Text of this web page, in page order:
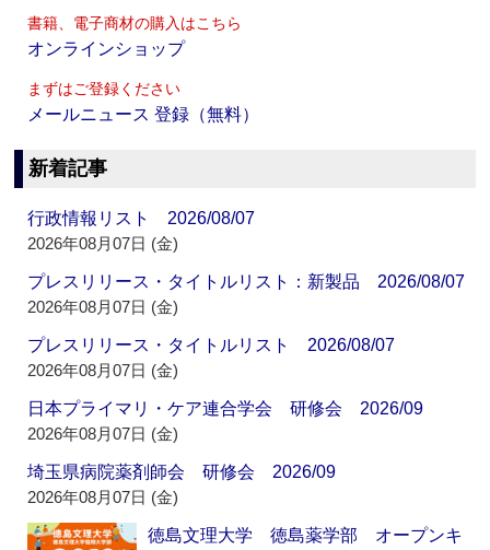
書籍、電子商材の購入はこちら
オンラインショップ
まずはご登録ください
メールニュース 登録（無料）
新着記事
行政情報リスト 2026/08/07
2026年08月07日 (金)
プレスリリース・タイトルリスト：新製品 2026/08/07
2026年08月07日 (金)
プレスリリース・タイトルリスト 2026/08/07
2026年08月07日 (金)
日本プライマリ・ケア連合学会 研修会 2026/09
2026年08月07日 (金)
埼玉県病院薬剤師会 研修会 2026/09
2026年08月07日 (金)
徳島文理大学 徳島薬学部 オープンキ